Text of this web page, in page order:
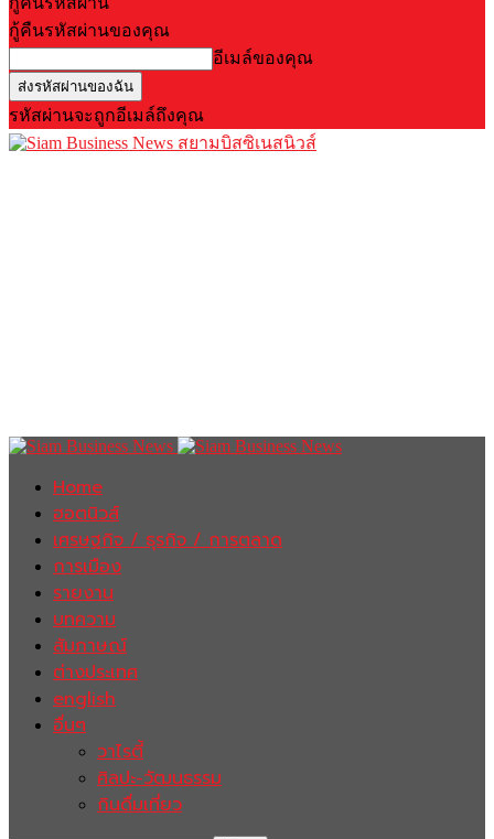
กู้คืนรหัสผ่านของคุณ
อีเมล์ของคุณ
รหัสผ่านจะถูกอีเมล์ถึงคุณ
สยามบิสซิเนสนิวส์
Home
ฮอตนิวส์
เศรษฐกิจ / ธุรกิจ / การตลาด
การเมือง
รายงาน
บทความ
สัมภาษณ์
ต่างประเทศ
english
อื่นๆ
วาไรตี้
ศิลปะ-วัฒนธรรม
กินดื่มเที่ยว